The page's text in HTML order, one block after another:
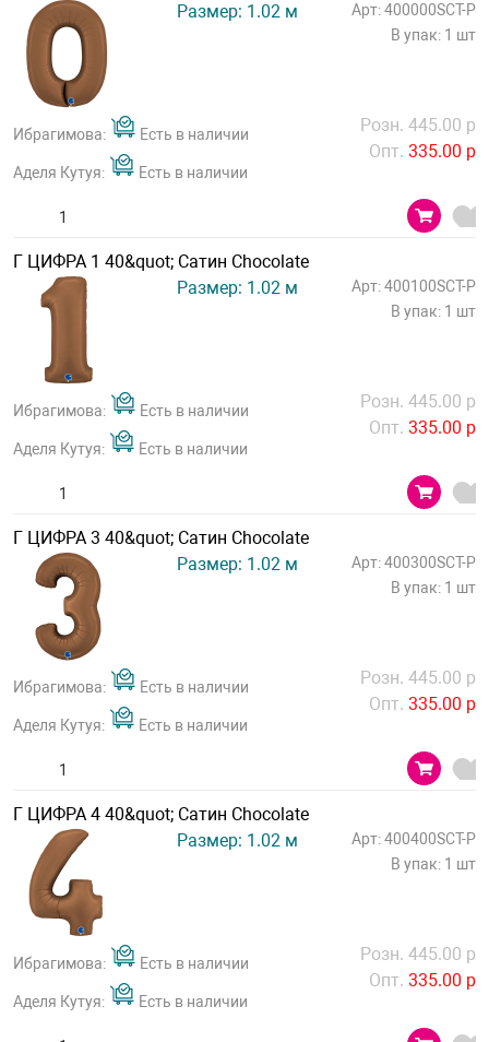
Размер: 1.02 м
Арт: 400000SCT-P
В упак: 1 шт
Ибрагимова: Есть в наличии
Аделя Кутуя: Есть в наличии
Розн. 445.00 р
Опт. 335.00 р
Г ЦИФРА 1 40&quot; Сатин Chocolate
Размер: 1.02 м
Арт: 400100SCT-P
В упак: 1 шт
Ибрагимова: Есть в наличии
Аделя Кутуя: Есть в наличии
Розн. 445.00 р
Опт. 335.00 р
Г ЦИФРА 3 40&quot; Сатин Chocolate
Размер: 1.02 м
Арт: 400300SCT-P
В упак: 1 шт
Ибрагимова: Есть в наличии
Аделя Кутуя: Есть в наличии
Розн. 445.00 р
Опт. 335.00 р
Г ЦИФРА 4 40&quot; Сатин Chocolate
Размер: 1.02 м
Арт: 400400SCT-P
В упак: 1 шт
Ибрагимова: Есть в наличии
Аделя Кутуя: Есть в наличии
Розн. 445.00 р
Опт. 335.00 р